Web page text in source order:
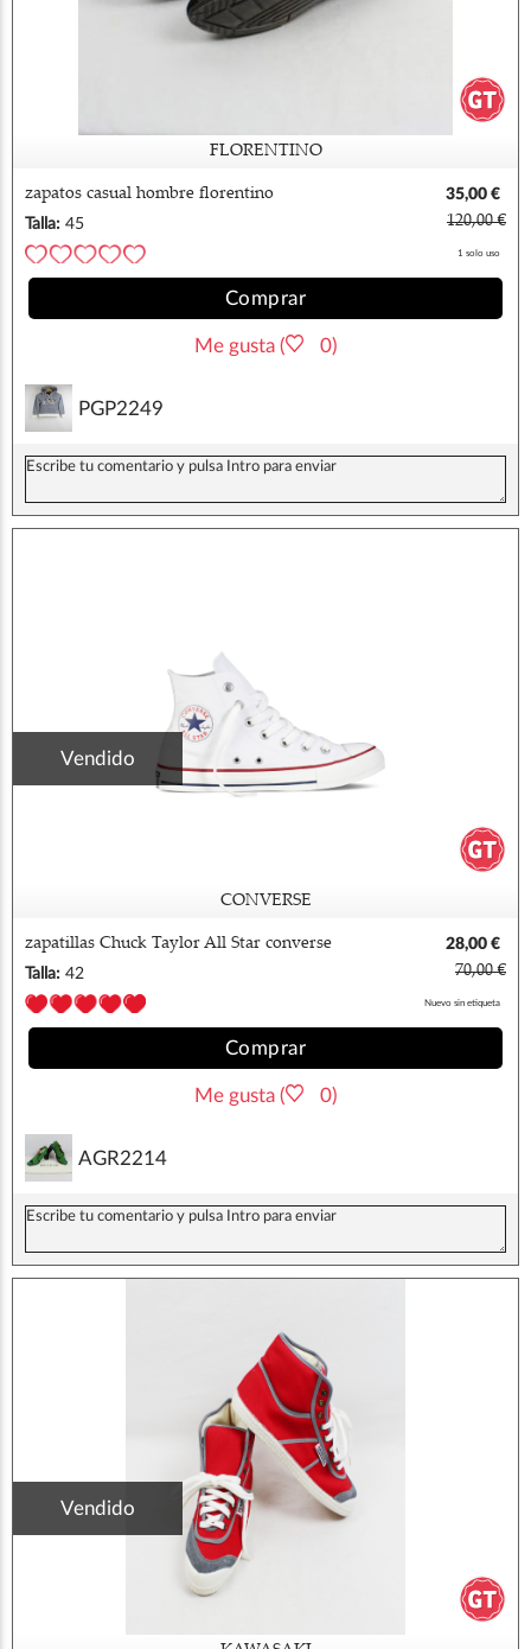
FLORENTINO
zapatos casual hombre florentino
35,00 €
Talla: 45 120,00 €
1 solo uso
Comprar
Me gusta ( 0)
PGP2249
Vendido
CONVERSE
zapatillas Chuck Taylor All Star converse
42
28,00 €
Talla: 42 70,00 €
Nuevo sin etiqueta
Comprar
Me gusta ( 0)
AGR2214
Vendido